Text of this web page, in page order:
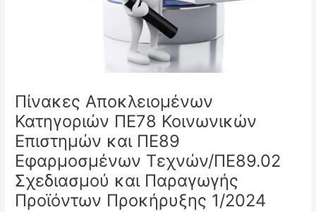
Πίνακες Αποκλειομένων
Κατηγοριών ΠΕ78 Κοινωνικών
Επιστημών και ΠΕ89
Εφαρμοσμένων Τεχνών/ΠΕ89.02
Σχεδιασμού και Παραγωγής
Προϊόντων Προκήρυξης 1/2024